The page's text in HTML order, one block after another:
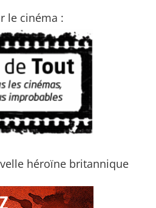
le cinéma :
héroïne britannique